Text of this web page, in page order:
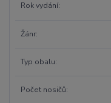
Rok vydání
Žánr
Typ obalu
Počet nosičů